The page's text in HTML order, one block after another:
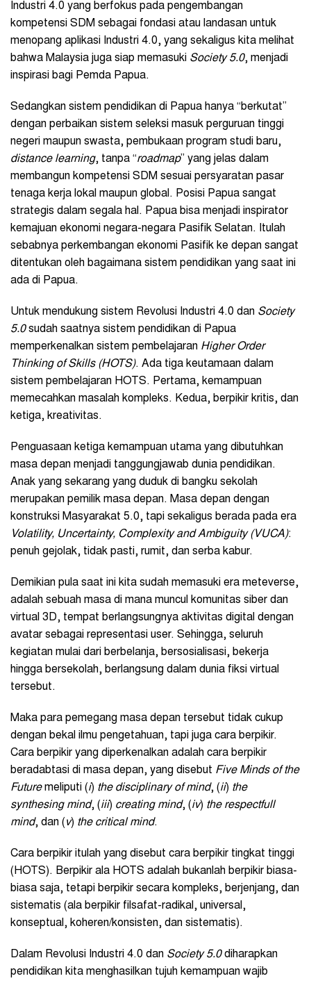
Industri 4.0 yang berfokus pada pengembangan
kompetensi SDM sebagai fondasi atau landasan untuk
menopang aplikasi Industri 4.0, yang sekaligus kita melihat
bahwa Malaysia juga siap memasuki Society 5.0, menjadi
inspirasi bagi Pemda Papua.
Sedangkan sistem pendidikan di Papua hanya “berkutat”
dengan perbaikan sistem seleksi masuk perguruan tinggi
negeri maupun swasta, pembukaan program studi baru,
distance learning, tanpa “roadmap” yang jelas dalam
membangun kompetensi SDM sesuai persyaratan pasar
tenaga kerja lokal maupun global. Posisi Papua sangat
strategis dalam segala hal. Papua bisa menjadi inspirator
kemajuan ekonomi negara-negara Pasifik Selatan. Itulah
sebabnya perkembangan ekonomi Pasifik ke depan sangat
ditentukan oleh bagaimana sistem pendidikan yang saat ini
ada di Papua.
Untuk mendukung sistem Revolusi Industri 4.0 dan Society
5.0sudah saatnya sistem pendidikan di Papua
memperkenalkan sistem pembelajaran Higher Order
Thinking of Skills (HOTS). Ada tiga keutamaan dalam
sistem pembelajaran HOTS. Pertama, kemampuan
memecahkan masalah kompleks. Kedua, berpikir kritis, dan
ketiga, kreativitas.
Penguasaan ketiga kemampuan utama yang dibutuhkan
masa depan menjadi tanggungjawab dunia pendidikan.
Anak yang sekarang yang duduk di bangku sekolah
merupakan pemilik masa depan. Masa depan dengan
konstruksi Masyarakat 5.0, tapi sekaligus berada pada era
Volatility, Uncertainty, Complexity and Ambiguity (VUCA):
penuh gejolak, tidak pasti, rumit, dan serba kabur.
Demikian pula saat ini kita sudah memasuki era meteverse,
adalah sebuah masa di mana muncul komunitas siber dan
virtual 3D, tempat berlangsungnya aktivitas digital dengan
avatar sebagai representasi user. Sehingga, seluruh
kegiatan mulai dari berbelanja, bersosialisasi, bekerja
hingga bersekolah, berlangsung dalam dunia fiksi virtual
tersebut.
Maka para pemegang masa depan tersebut tidak cukup
dengan bekal ilmu pengetahuan, tapi juga cara berpikir.
Cara berpikir yang diperkenalkan adalah cara berpikir
beradabtasi di masa depan, yang disebut Five Minds of the
Futuremeliputi (i) the disciplinary of mind, (ii) the
synthesing mind, (iii) creating mind, (iv) the respectfull
mind, dan (v) the critical mind.
Cara berpikir itulah yang disebut cara berpikir tingkat tinggi
(HOTS). Berpikir ala HOTS adalah bukanlah berpikir biasa-
biasa saja, tetapi berpikir secara kompleks, berjenjang, dan
sistematis (ala berpikir filsafat-radikal, universal,
konseptual, koheren/konsisten, dan sistematis).
Dalam Revolusi Industri 4.0 dan Society 5.0diharapkan
pendidikan kita menghasilkan tujuh kemampuan wajib